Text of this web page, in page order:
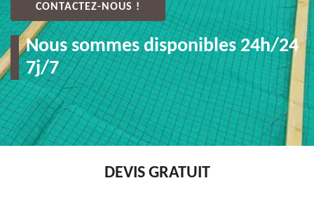
CONTACTEZ-NOUS !
Nous sommes disponibles 24h/24
7j/7
DEVIS GRATUIT